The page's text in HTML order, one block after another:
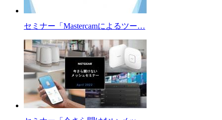
セミナー「Mastercamによるツー…